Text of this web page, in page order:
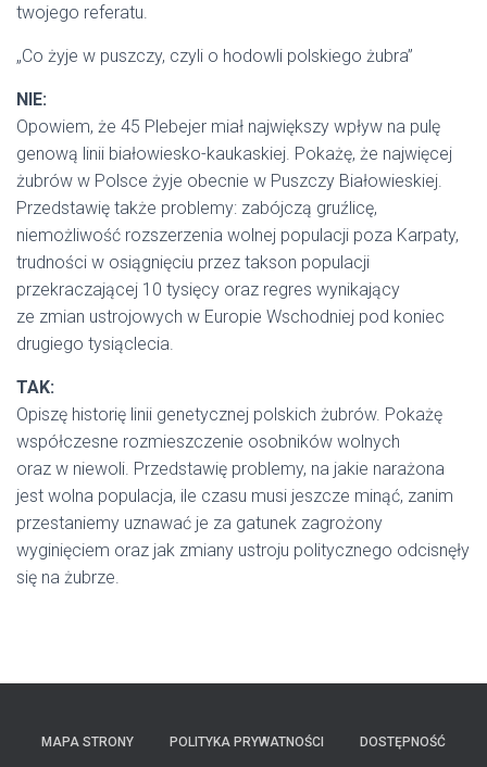
twojego referatu.
„Co żyje w puszczy, czyli o hodowli polskiego żubra”
NIE:
Opowiem, że 45 Plebejer miał największy wpływ na pulę
genową linii białowiesko-kaukaskiej. Pokażę, że najwięcej
żubrów w Polsce żyje obecnie w Puszczy Białowieskiej.
Przedstawię także problemy: zabójczą gruźlicę,
niemożliwość rozszerzenia wolnej populacji poza Karpaty,
trudności w osiągnięciu przez takson populacji
przekraczającej 10 tysięcy oraz regres wynikający
ze zmian ustrojowych w Europie Wschodniej pod koniec
drugiego tysiąclecia.
TAK:
Opiszę historię linii genetycznej polskich żubrów. Pokażę
współczesne rozmieszczenie osobników wolnych
oraz w niewoli. Przedstawię problemy, na jakie narażona
jest wolna populacja, ile czasu musi jeszcze minąć, zanim
przestaniemy uznawać je za gatunek zagrożony
wyginięciem oraz jak zmiany ustroju politycznego odcisnęły
się na żubrze.
MAPA STRONY POLITYKA PRYWATNOŚCI DOSTĘPNOŚĆ